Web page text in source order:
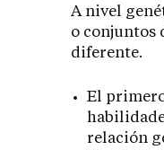
A nivel
o conjuntos
diferente.
El
relación